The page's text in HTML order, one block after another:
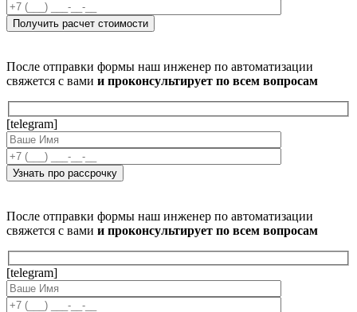
После отправки формы наш инженер по автоматизации
свяжется с вами и проконсультирует по всем вопросам
[telegram]
После отправки формы наш инженер по автоматизации
свяжется с вами и проконсультирует по всем вопросам
[telegram]